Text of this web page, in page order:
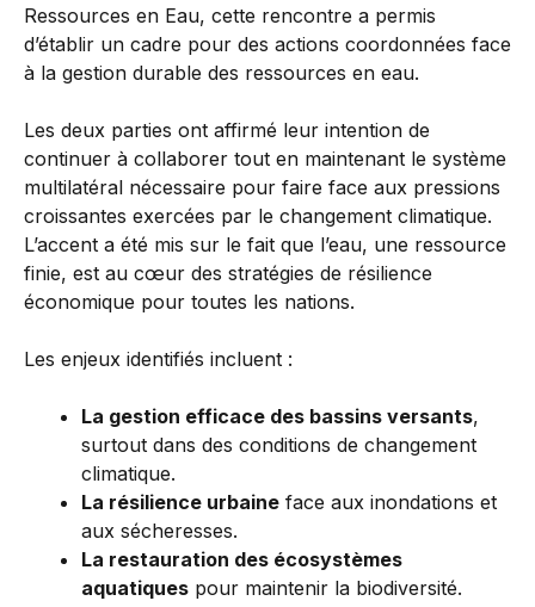
Ressources en Eau, cette rencontre a permis
d’établir un cadre pour des actions coordonnées face
à la gestion durable des ressources en eau.
Les deux parties ont affirmé leur intention de
continuer à collaborer tout en maintenant le système
multilatéral nécessaire pour faire face aux pressions
croissantes exercées par le changement climatique.
L’accent a été mis sur le fait que l’eau, une ressource
finie, est au cœur des stratégies de résilience
économique pour toutes les nations.
Les enjeux identifiés incluent :
La gestion efficace des bassins versants,
surtout dans des conditions de changement
climatique.
La résilience urbaine face aux inondations et
aux sécheresses.
La restauration des écosystèmes
aquatiques pour maintenir la biodiversité.